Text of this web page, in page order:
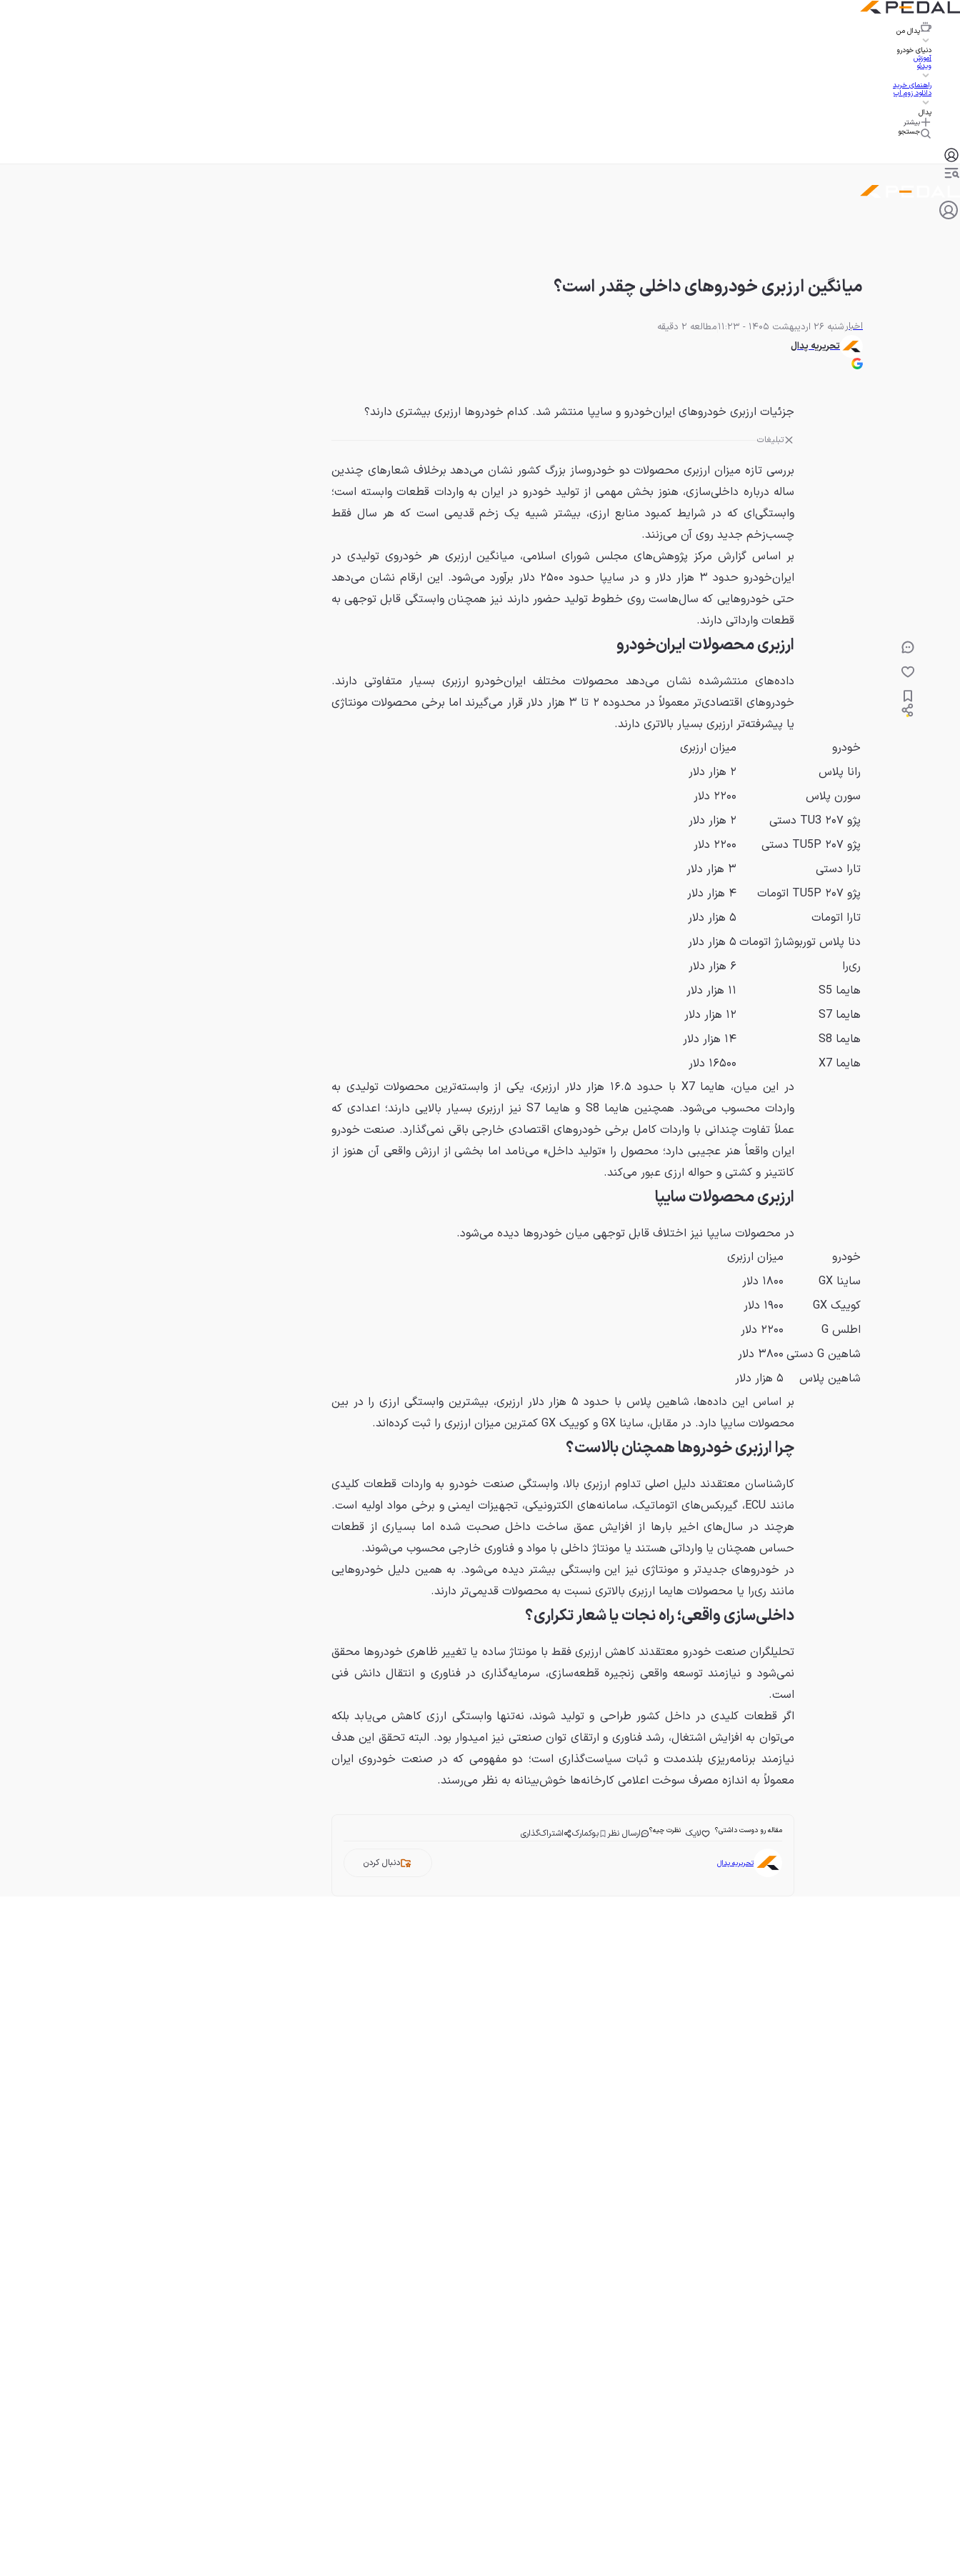
پدال من
دنیای خودرو
آموزش
ویدئو
راهنمای خرید
دانلود زوم اپ
پدال
بیشتر
جستجو
میانگین ارزبری خودروهای داخلی چقدر است؟
اخبارشنبه 26 اردیبهشت 1405 - 11:23
مطالعه 2 دقیقه
تحریریه پدال
جزئیات ارزبری خودروهای ایران‌خودرو و سایپا منتشر شد. کدام خودروها ارزبری بیشتری دارند؟
تبلیغات
بررسی تازه میزان ارزبری محصولات دو خودروساز بزرگ کشور نشان می‌دهد برخلاف شعارهای چندین
ساله درباره داخلی‌سازی، هنوز بخش مهمی از تولید خودرو در ایران به واردات قطعات وابسته است؛
وابستگی‌ای که در شرایط کمبود منابع ارزی، بیشتر شبیه یک زخم قدیمی است که هر سال فقط
چسب‌زخم جدید روی آن می‌زنند.
بر اساس گزارش مرکز پژوهش‌های مجلس شورای اسلامی، میانگین ارزبری هر خودروی تولیدی در
ایران‌خودرو حدود ۳ هزار دلار و در سایپا حدود ۲۵۰۰ دلار برآورد می‌شود. این ارقام نشان می‌دهد
حتی خودروهایی که سال‌هاست روی خطوط تولید حضور دارند نیز همچنان وابستگی قابل توجهی به
قطعات وارداتی دارند.
ارزبری محصولات ایران‌خودرو
داده‌های منتشرشده نشان می‌دهد محصولات مختلف ایران‌خودرو ارزبری بسیار متفاوتی دارند.
خودروهای اقتصادی‌تر معمولاً در محدوده ۲ تا ۳ هزار دلار قرار می‌گیرند اما برخی محصولات مونتاژی
یا پیشرفته‌تر ارزبری بسیار بالاتری دارند.
خودرو
میزان ارزبری
رانا پلاس
۲ هزار دلار
سورن پلاس
۲۲۰۰ دلار
پژو ۲۰۷ TU3 دستی
۲ هزار دلار
پژو ۲۰۷ TU5P دستی
۲۲۰۰ دلار
تارا دستی
۳ هزار دلار
پژو ۲۰۷ TU5P اتومات
۴ هزار دلار
تارا اتومات
۵ هزار دلار
دنا پلاس توربوشارژ اتومات ۵ هزار دلار
ری‌را
۶ هزار دلار
هایما S5
۱۱ هزار دلار
هایما S7
۱۲ هزار دلار
هایما S8
۱۴ هزار دلار
هایما X7
۱۶۵۰۰ دلار
در این میان، هایما X7 با حدود ۱۶.۵ هزار دلار ارزبری، یکی از وابسته‌ترین محصولات تولیدی به
واردات محسوب می‌شود. همچنین هایما S8 و هایما S7 نیز ارزبری بسیار بالایی دارند؛ اعدادی که
عملاً تفاوت چندانی با واردات کامل برخی خودروهای اقتصادی خارجی باقی نمی‌گذارد. صنعت خودرو
ایران واقعاً هنر عجیبی دارد؛ محصول را «تولید داخل» می‌نامد اما بخشی از ارزش واقعی آن هنوز از
کانتینر و کشتی و حواله ارزی عبور می‌کند.
ارزبری محصولات سایپا
در محصولات سایپا نیز اختلاف قابل توجهی میان خودروها دیده می‌شود.
خودرو
میزان ارزبری
ساینا GX
۱۸۰۰ دلار
کوییک GX
۱۹۰۰ دلار
اطلس G
۲۲۰۰ دلار
شاهین G دستی
۳۸۰۰ دلار
شاهین پلاس
۵ هزار دلار
بر اساس این داده‌ها، شاهین پلاس با حدود ۵ هزار دلار ارزبری، بیشترین وابستگی ارزی را در بین
محصولات سایپا دارد. در مقابل، ساینا GX و کوییک GX کمترین میزان ارزبری را ثبت کرده‌اند.
چرا ارزبری خودروها همچنان بالاست؟
کارشناسان معتقدند دلیل اصلی تداوم ارزبری بالا، وابستگی صنعت خودرو به واردات قطعات کلیدی
مانند ECU، گیربکس‌های اتوماتیک، سامانه‌های الکترونیکی، تجهیزات ایمنی و برخی مواد اولیه است.
هرچند در سال‌های اخیر بارها از افزایش عمق ساخت داخل صحبت شده اما بسیاری از قطعات
حساس همچنان یا وارداتی هستند یا مونتاژ داخلی با مواد و فناوری خارجی محسوب می‌شوند.
در خودروهای جدیدتر و مونتاژی نیز این وابستگی بیشتر دیده می‌شود. به همین دلیل خودروهایی
مانند ری‌را یا محصولات هایما ارزبری بالاتری نسبت به محصولات قدیمی‌تر دارند.
داخلی‌سازی واقعی؛ راه نجات یا شعار تکراری؟
تحلیلگران صنعت خودرو معتقدند کاهش ارزبری فقط با مونتاژ ساده یا تغییر ظاهری خودروها محقق
نمی‌شود و نیازمند توسعه واقعی زنجیره قطعه‌سازی، سرمایه‌گذاری در فناوری و انتقال دانش فنی
است.
اگر قطعات کلیدی در داخل کشور طراحی و تولید شوند، نه‌تنها وابستگی ارزی کاهش می‌یابد بلکه
می‌توان به افزایش اشتغال، رشد فناوری و ارتقای توان صنعتی نیز امیدوار بود. البته تحقق این هدف
نیازمند برنامه‌ریزی بلندمدت و ثبات سیاست‌گذاری است؛ دو مفهومی که در صنعت خودروی ایران
معمولاً به اندازه مصرف سوخت اعلامی کارخانه‌ها خوش‌بینانه به نظر می‌رسند.
مقاله رو دوست داشتی؟ لایک نظرت چیه؟ ارسال نظر بوکمارک اشتراک‌گذاری
تحریریه پدال دنبال کردن